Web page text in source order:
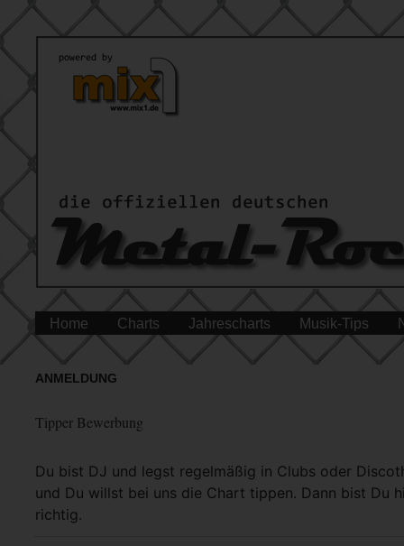
Home Charts Jahrescharts Musik-Tips
ANMELDUNG
Tipper Bewerbung
Du bist DJ und legst regelmäßig in Clubs oder
und Du willst bei uns die Chart tippen. Dann bist Du
richtig.
Mehr Info